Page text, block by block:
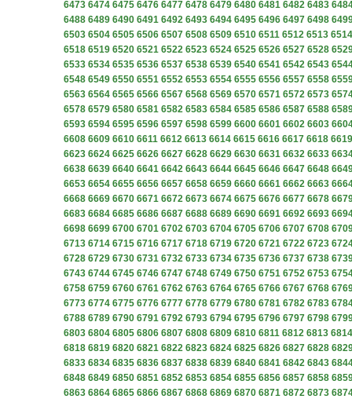
6473 6474 6475 6476 6477 6478 6479 6480 6481 6482 6483
6488 6489 6490 6491 6492 6493 6494 6495 6496 6497 6498
6503 6504 6505 6506 6507 6508 6509 6510 6511 6512 6513 6514
6518 6519 6520 6521 6522 6523 6524 6525 6526 6527 6528
6533 6534 6535 6536 6537 6538 6539 6540 6541 6542 6543
6548 6549 6550 6551 6552 6553 6554 6555 6556 6557 6558
6563 6564 6565 6566 6567 6568 6569 6570 6571 6572 6573
6578 6579 6580 6581 6582 6583 6584 6585 6586 6587 6588
6593 6594 6595 6596 6597 6598 6599 6600 6601 6602 6603
6608 6609 6610 6611 6612 6613 6614 6615 6616 6617 6618 6619
6623 6624 6625 6626 6627 6628 6629 6630 6631 6632 6633
6638 6639 6640 6641 6642 6643 6644 6645 6646 6647 6648
6653 6654 6655 6656 6657 6658 6659 6660 6661 6662 6663
6668 6669 6670 6671 6672 6673 6674 6675 6676 6677 6678
6683 6684 6685 6686 6687 6688 6689 6690 6691 6692 6693
6698 6699 6700 6701 6702 6703 6704 6705 6706 6707 6708
6713 6714 6715 6716 6717 6718 6719 6720 6721 6722 6723
6728 6729 6730 6731 6732 6733 6734 6735 6736 6737 6738
6743 6744 6745 6746 6747 6748 6749 6750 6751 6752 6753
6758 6759 6760 6761 6762 6763 6764 6765 6766 6767 6768
6773 6774 6775 6776 6777 6778 6779 6780 6781 6782 6783
6788 6789 6790 6791 6792 6793 6794 6795 6796 6797 6798
6803 6804 6805 6806 6807 6808 6809 6810 6811 6812 6813 6814
6818 6819 6820 6821 6822 6823 6824 6825 6826 6827 6828
6833 6834 6835 6836 6837 6838 6839 6840 6841 6842 6843
6848 6849 6850 6851 6852 6853 6854 6855 6856 6857 6858
6863 6864 6865 6866 6867 6868 6869 6870 6871 6872 6873